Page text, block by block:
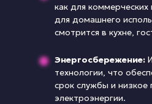
как для
для домашнего
смотрится в кухне,
Энергосбережение:
технологии, что
срок службы и низкое
электроэнергии.